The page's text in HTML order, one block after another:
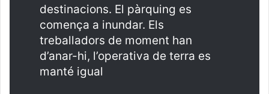
destinacions. El pàrquing es
comença a inundar. Els
treballadors de moment han
d’anar-hi, l’operativa de terra es
manté igual